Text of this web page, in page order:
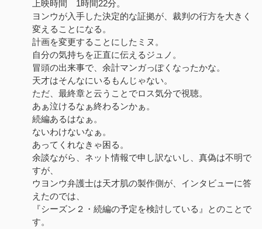
上映時間 1時間22分。
ヨンウが入手した決定的な証拠が、裁判の行方を大きく
変えることになる。
計画を変更することにしたミヌ。
自分の気持ちを正直に伝えるジュノ。
冒頭の出来事で、余計マンガっぽくなったかな。
天才はそんなにいるもんじゃない。
ただ、最終章と云うことでロス気分で視聴。
あぁ泣けるなぁ終わるンかぁ。
続編あるはなぁ。
ないわけないなぁ。
あってくれなきゃ困る。
余談ながら、ネット情報で申し訳ないし、真偽は不明で
すが、
ウヨンウ弁護士は天才肌の製作側が、インタビューに答
えたのでは、
『シーズン２・続編の予定を検討している』とのことで
す。